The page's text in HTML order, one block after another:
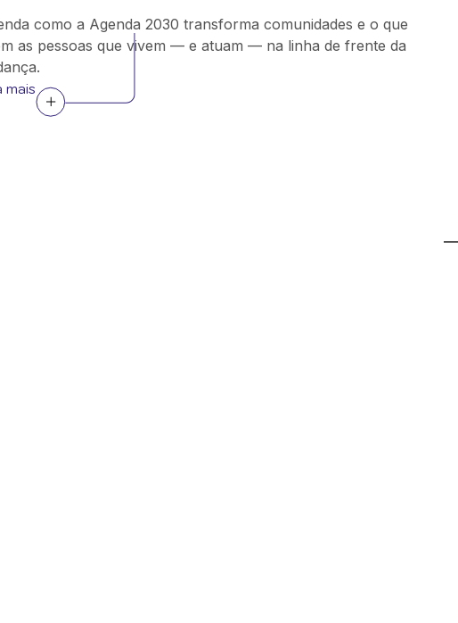
como a Agenda 2030 transforma comunidades e o que
as pessoas que vivem — e atuam — na linha de frente da
mais